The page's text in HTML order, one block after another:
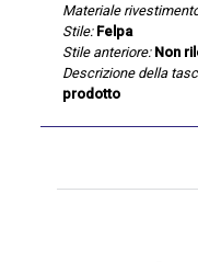
Materiale
Stile: Felpa
Stile anteriore: Non
Descrizione della
prodotto